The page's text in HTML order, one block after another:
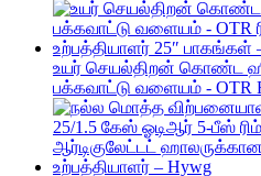
உயர் செயல்திறன் கொண்ட
பக்கவாட்டு வளையம் - OTR